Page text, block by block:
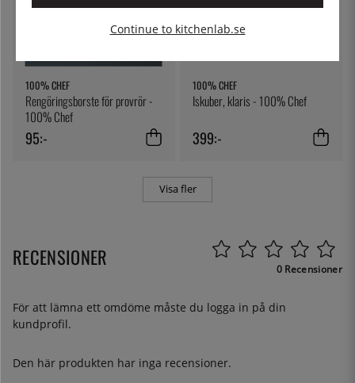
100% CHEF
Rengöringsborste för provrör -
100% Chef
95:-
100% CHEF
Iskuber, klaris - 100% Chef
399:-
Visa fler
RECENSIONER 0 Recensioner
För att lämna ett omdöme måste du logga in på din
kundprofil.
Den här produkten har inga recensioner.
Continue to kitchenlab.se